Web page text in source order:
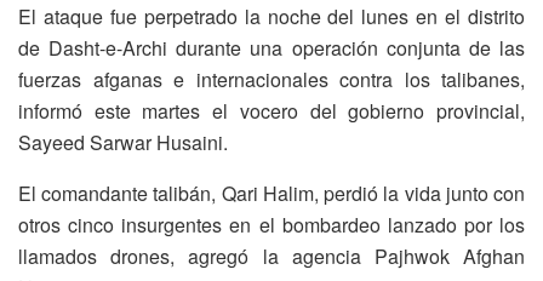
El ataque fue perpetrado la noche del lunes en el distrito
de Dasht-e-Archi durante una operación conjunta de las
fuerzas afganas e internacionales contra los talibanes,
informó este martes el vocero del gobierno provincial,
Sayeed Sarwar Husaini.
El comandante talibán, Qari Halim, perdió la vida junto con
otros cinco insurgentes en el bombardeo lanzado por los
llamados drones, agregó la agencia Pajhwok Afghan